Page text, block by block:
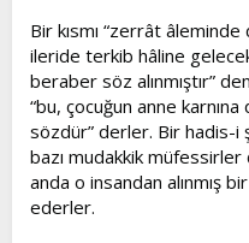
Bir kısmı “zerrât
ileride terkib hâline
beraber söz alınmıştır”
“bu, çocuğun anne
sözdür” derler. Bir hadis-
bazı mudakkik
anda o insandan alınmış
ederler.